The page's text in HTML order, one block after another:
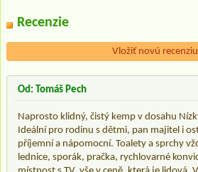
Recenzie
Vložiť novú recenziu
Od: Tomáš Pech
Naprosto klidný, čistý kemp v dosahu
Ideální pro rodinu s dětmi, pan majitel i
příjemní a nápomocní. Toalety a sprchy
lednice, sporák, pračka, rychlovarné